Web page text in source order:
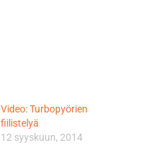
Video: Turbopyörien
fiilistelyä
12 syyskuun, 2014